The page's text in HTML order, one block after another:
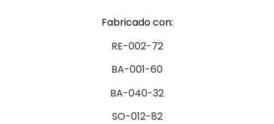
Fabricado con:
RE-002-72
BA-001-60
BA-040-32
SO-012-82